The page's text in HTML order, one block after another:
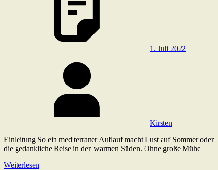
1. Juli 2022
Kirsten
Einleitung So ein mediterraner Auflauf macht Lust auf Sommer oder
die gedankliche Reise in den warmen Süden. Ohne große Mühe
Weiterlesen